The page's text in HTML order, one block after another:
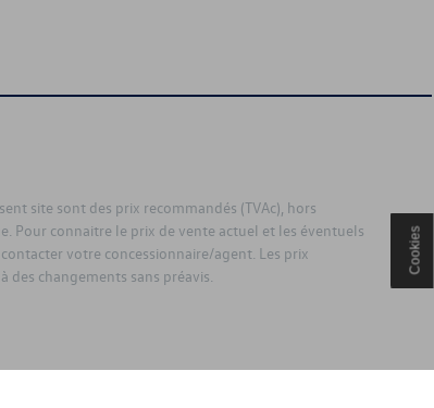
site sont des prix recommandés (TVAc), hors
Pour connaitre le prix de vente actuel et les éventuels
votre concessionnaire/agent. Les prix
des changements sans préavis.
Cookies